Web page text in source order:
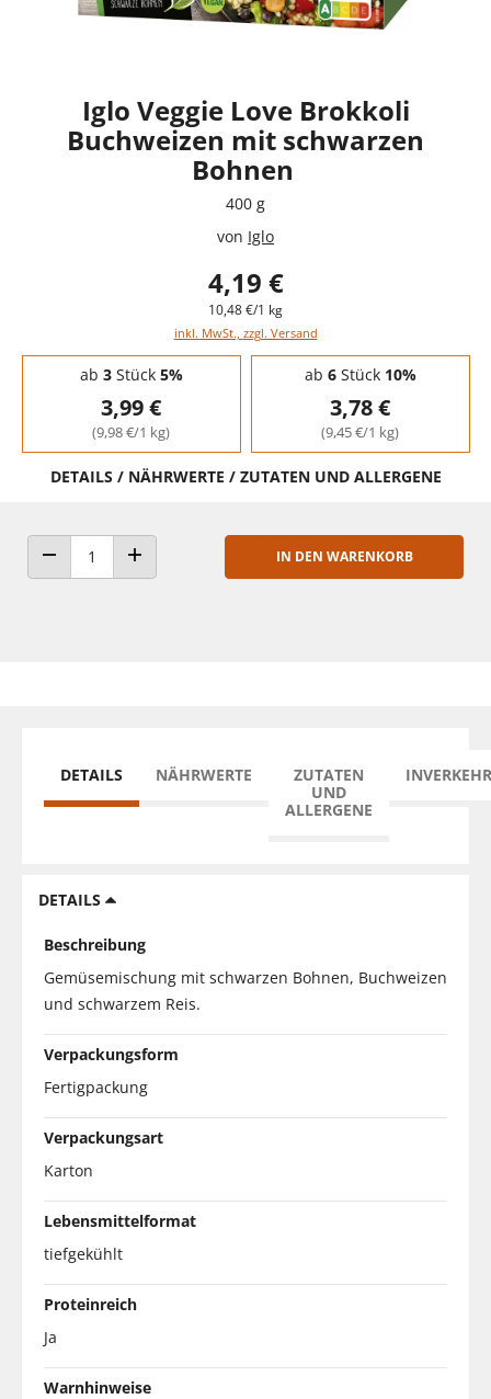
Iglo Veggie Love Brokkoli
Buchweizen mit schwarzen
Bohnen
400 g
von Iglo
4,19 €
10,48 €/1 kg
inkl. MwSt., zzgl. Versand
Staffelpreise - Mengenrabatt
ab 3Stück 5%
3,99 €
(9,98 €/1 kg)
ab 6Stück 10%
3,78 €
(9,45 €/1 kg)
DETAILS / NÄHRWERTE / ZUTATEN UND ALLERGENE
ANZAHL VERRINGERNANZAHL ERHÖHEN
IN DEN WARENKORB
DETAILS NÄHRWERTE
ZUTATEN
UND
ALLERGENE
DETAILS
Beschreibung
Gemüsemischung mit schwarzen Bohnen, Buchweizen
und schwarzem Reis.
Verpackungsform
Fertigpackung
Verpackungsart
Karton
Lebensmittelformat
tiefgekühlt
Proteinreich
Ja
Warnhinweise